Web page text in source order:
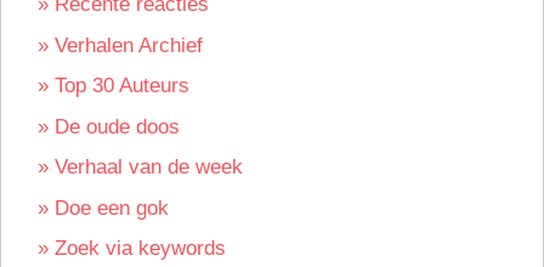
» Verhalen Archief
» Top 30 Auteurs
» De oude doos
» Verhaal van de week
» Doe een gok
» Zoek via keywords